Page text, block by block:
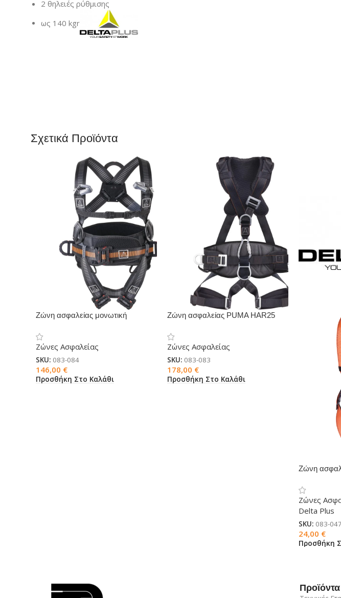
2 θηλειές ρύθμισης
ως 140 kgr
Σχετικά Προϊόντα
Ζώνη ασφαλείας μονωτική
Ζώνες Ασφαλείας
SKU: 083-084
146,00 €
Προσθήκη Στο Καλάθι
Ζώνη ασφαλείας PUMA HAR25
Ζώνες Ασφαλείας
SKU: 083-083
178,00 €
Προσθήκη Στο Καλάθι
Ζώνη
Ζώνες
Delta Plus
SKU: 083-047
24,00 €
Προσθήκη